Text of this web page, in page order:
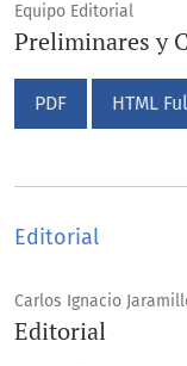
Equipo Editorial
Preliminares y
PDF HTML
Editorial
Carlos Ignacio
Editorial